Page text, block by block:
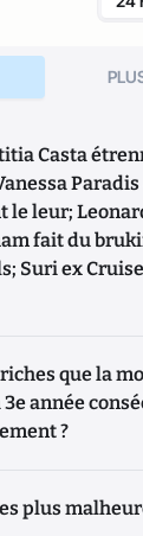
Casta
Paradis
leur;
fait du
Suri ex
que la
année
?
plus